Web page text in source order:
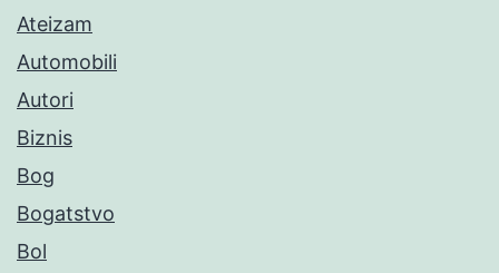
Ateizam
Automobili
Autori
Biznis
Bog
Bogatstvo
Bol